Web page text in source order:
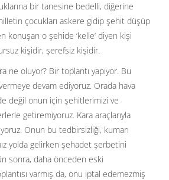
bir tanesine bedelli, diğerine
çocukları askere gidip şehit düşüp
konuşan o şehide ‘kelle’ diyen kişi
kişidir, şerefsiz kişidir.
ne oluyor? Bir toplantı yapıyor. Bu
devam ediyoruz. Orada hava
değil onun için şehitlerimizi ve
getiremiyoruz. Kara araçlarıyla
Onun bu tedbirsizliği, kumarı
yolda gelirken şehadet şerbetini
sonra, daha önceden eski
varmış da, onu iptal edemezmiş